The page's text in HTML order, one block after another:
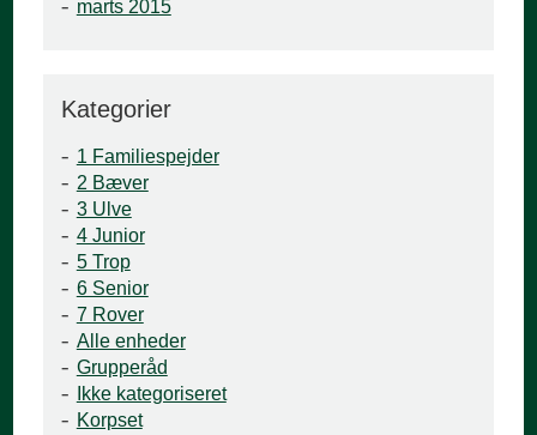
marts 2015
Kategorier
1 Familiespejder
2 Bæver
3 Ulve
4 Junior
5 Trop
6 Senior
7 Rover
Alle enheder
Grupperåd
Ikke kategoriseret
Korpset